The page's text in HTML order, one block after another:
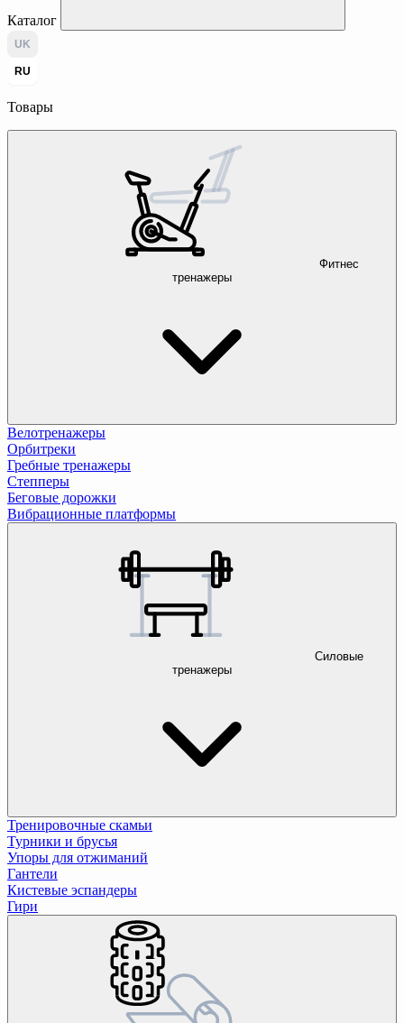
Каталог
UK
RU
Товары
Фитнес
тренажеры
Велотренажеры
Орбитреки
Гребные тренажеры
Степперы
Беговые дорожки
Вибрационные платформы
Силовые
тренажеры
Тренировочные скамьи
Турники и брусья
Упоры для отжиманий
Гантели
Кистевые эспандеры
Гири